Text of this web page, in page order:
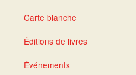
Carte blanche
Éditions de livres
Événements